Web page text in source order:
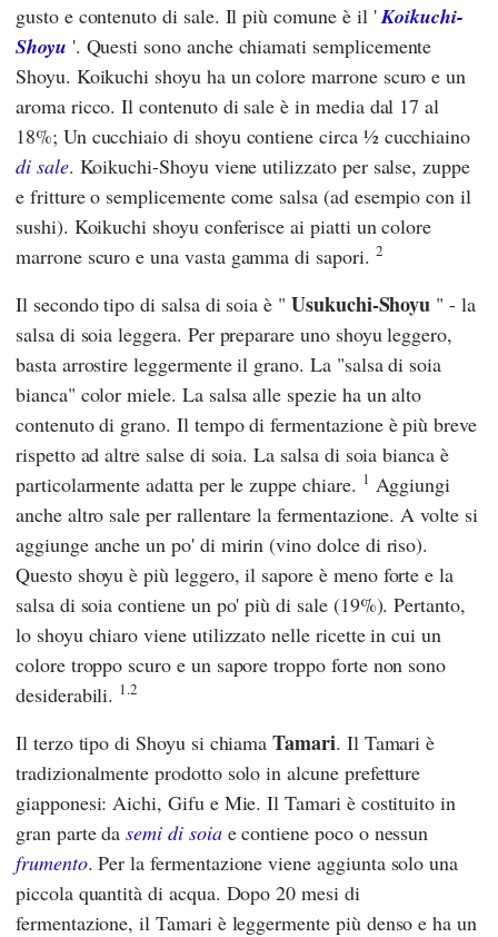
gusto e contenuto di sale. Il più comune è il 'Koikuchi-
Shoyu '. Questi sono anche chiamati semplicemente
Shoyu. Koikuchi shoyu ha un colore marrone scuro e un
aroma ricco. Il contenuto di sale è in media dal 17 al
18%; Un cucchiaio di shoyu contiene circa ½ cucchiaino
di sale. Koikuchi-Shoyu viene utilizzato per salse, zuppe
e fritture o semplicemente come salsa (ad esempio con il
sushi). Koikuchi shoyu conferisce ai piatti un colore
marrone scuro e una vasta gamma di sapori. 2
Il secondo tipo di salsa di soia è "Usukuchi-Shoyu " - la
salsa di soia leggera. Per preparare uno shoyu leggero,
basta arrostire leggermente il grano. La "salsa di soia
bianca" color miele. La salsa alle spezie ha un alto
contenuto di grano. Il tempo di fermentazione è più breve
rispetto ad altre salse di soia. La salsa di soia bianca è
particolarmente adatta per le zuppe chiare. 1 Aggiungi
anche altro sale per rallentare la fermentazione. A volte si
aggiunge anche un po' di mirin (vino dolce di riso).
Questo shoyu è più leggero, il sapore è meno forte e la
salsa di soia contiene un po' più di sale (19%). Pertanto,
lo shoyu chiaro viene utilizzato nelle ricette in cui un
colore troppo scuro e un sapore troppo forte non sono
desiderabili. 1.2
Il terzo tipo di Shoyu si chiamaTamari. Il Tamari è
tradizionalmente prodotto solo in alcune prefetture
giapponesi: Aichi, Gifu e Mie. Il Tamari è costituito in
gran parte dasemi di soiae contiene poco o nessun
frumento. Per la fermentazione viene aggiunta solo una
piccola quantità di acqua. Dopo 20 mesi di
fermentazione, il Tamari è leggermente più denso e ha un